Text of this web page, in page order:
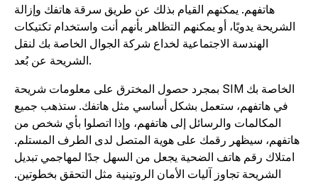
هاتفهم. يمكنهم القيام بذلك عن طريق سرقة هاتفك وإزالة
الشريحة يدويًا، أو يمكنهم التظاهر بأنهم أنت واستخدام تكتيكات
الهندسة الاجتماعية لخداع شركة الجوال الخاصة بك لنقل
بمجرد حصول المخترق على معلومات شريحة SIM الخاصة بك
في هاتفهم، ستعمل بشكل أساسي مثل هاتفك. ستذهب جميع
المكالمات والرسائل إلى هاتفهم، وإذا اتصلوا بأي شخص من
هاتفهم، سيظهر رقمك على هوية المتصل لدى الطرف المستلم.
امتلاك رقم هاتف الضحية يجعل من السهل جدًا لمهاجمي تبديل
الشريحة تجاوز آليات الأمان الروتينية مثل التحقق بخطوتين.